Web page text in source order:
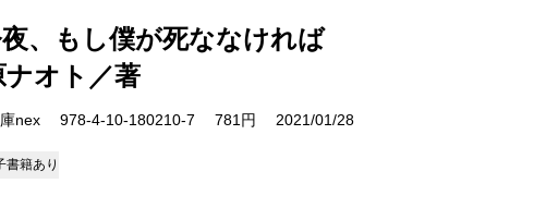
、もし僕が死ななければ
ナオト／著
庫nex 978-4-10-180210-7 781円 2021/01/28
書籍あり